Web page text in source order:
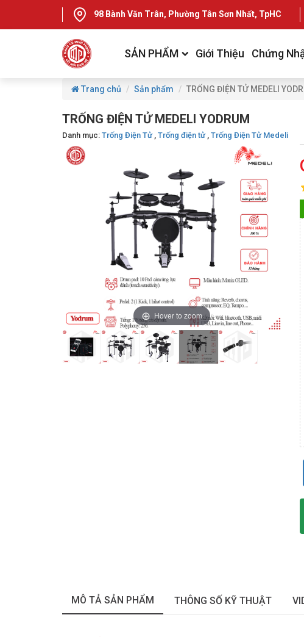
98 Bành Văn Trân, Phường Tân Sơn Nhất, TpHCM
SẢN PHẨM Giới Thiệu Chứng
Trang chủ Sản phẩm TRỐNG ĐIỆN TỬ MEDELI
TRỐNG ĐIỆN TỬ MEDELI YODRUM
Danh mục: Trống Điện Tử, Trống điện tử, Trống Điện Tử Medeli
Hover to zoom
MÔ TẢ SẢN PHẨM THÔNG SỐ KỸ THUẬT